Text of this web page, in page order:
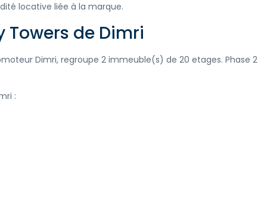
locative liée à la marque.
Towers de Dimri
Dimri, regroupe 2 immeuble(s) de 20 etages. Phase
: